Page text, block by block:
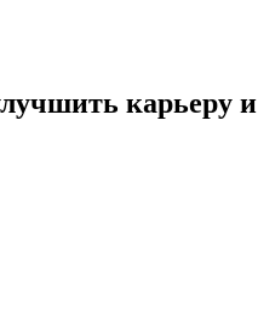
карьеру